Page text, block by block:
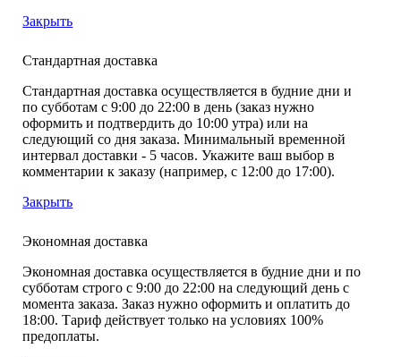
Закрыть
Стандартная доставка
Стандартная доставка осуществляется в будние дни и
по субботам с 9:00 до 22:00 в день (заказ нужно
оформить и подтвердить до 10:00 утра) или на
следующий со дня заказа. Минимальный временной
интервал доставки - 5 часов. Укажите ваш выбор в
комментарии к заказу (например, с 12:00 до 17:00).
Закрыть
Экономная доставка
Экономная доставка осуществляется в будние дни и по
субботам строго с 9:00 до 22:00 на следующий день с
момента заказа. Заказ нужно оформить и оплатить до
18:00. Тариф действует только на условиях 100%
предоплаты.